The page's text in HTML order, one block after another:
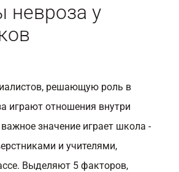
невроза у
решающую роль в
играют отношения внутри
значение играет школа -
и учителями,
Выделяют 5 факторов,